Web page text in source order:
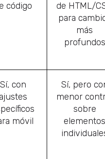
código
de HTML/
para
más
profundos
Sí, con
ajustes
móvil
Sí, pero
menor
sobre
elementos